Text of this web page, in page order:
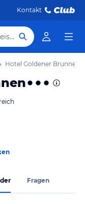
Kontakt
Hotel, Reiseziel
Hotel Goldener Brunnen
Fragen